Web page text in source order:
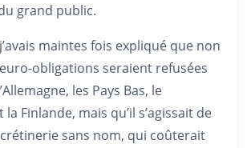
grand public.
maintes fois expliqué que non
obligations seraient refusées
les Pays Bas, le
Finlande, mais qu’il s’agissait de
sans nom, qui coûterait